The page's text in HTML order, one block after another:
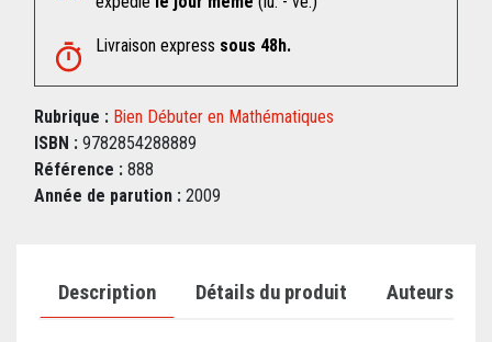
Livraison express sous 48h.
Rubrique : Bien Débuter en Mathématiques
ISBN : 9782854288889
Référence : 888
Année de parution : 2009
Description Détails du produit Auteurs